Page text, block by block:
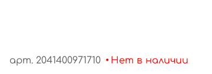
арт. 2041400971710 • Нет в наличии